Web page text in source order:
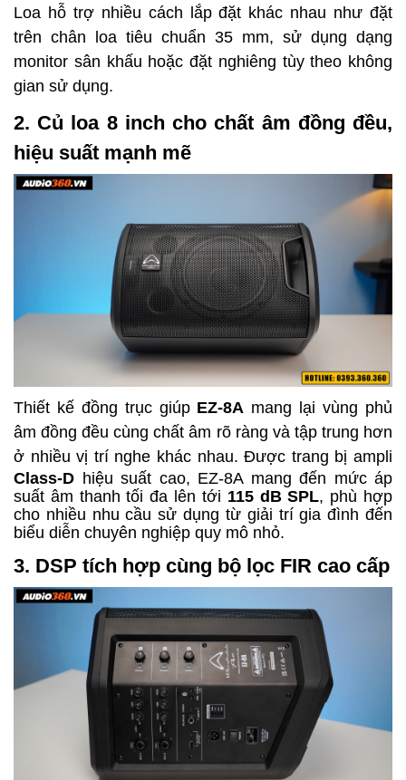
Loa hỗ trợ nhiều cách lắp đặt khác nhau như đặt
trên chân loa tiêu chuẩn 35 mm, sử dụng dạng
monitor sân khấu hoặc đặt nghiêng tùy theo không
gian sử dụng.
2. Củ loa 8 inch cho chất âm đồng đều,
hiệu suất mạnh mẽ
Thiết kế đồng trục giúp EZ-8A mang lại vùng phủ
âm đồng đều cùng chất âm rõ ràng và tập trung hơn
ở nhiều vị trí nghe khác nhau.Được trang bị ampli
Class-D hiệu suất cao, EZ-8A mang đến mức áp
suất âm thanh tối đa lên tới 115 dB SPL, phù hợp
cho nhiều nhu cầu sử dụng từ giải trí gia đình đến
biểu diễn chuyên nghiệp quy mô nhỏ.
3. DSP tích hợp cùng bộ lọc FIR cao cấp